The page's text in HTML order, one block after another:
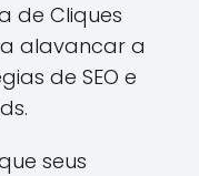
de Cliques
alavancar a
de SEO e
seus